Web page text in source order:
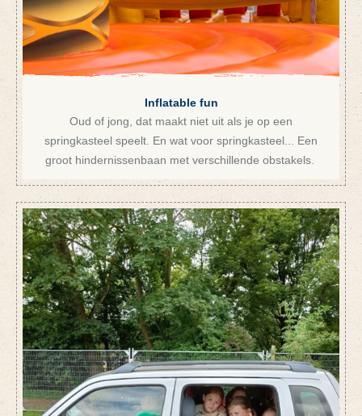
Inflatable fun
Oud of jong, dat maakt niet uit als je op een
springkasteel speelt. En wat voor springkasteel... Een
groot hindernissenbaan met verschillende obstakels.